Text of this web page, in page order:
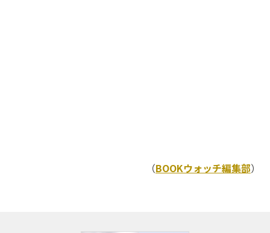
（BOOKウォッチ編集部）